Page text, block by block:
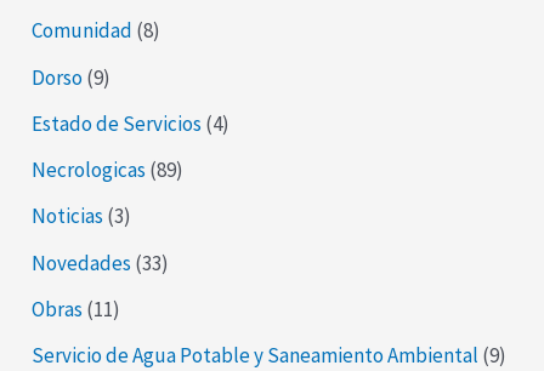
Comunidad (8)
Dorso(9)
Estado de Servicios (4)
Necrologicas (89)
Noticias (3)
Novedades (33)
Obras (11)
Servicio de Agua Potable y Saneamiento Ambiental (9)